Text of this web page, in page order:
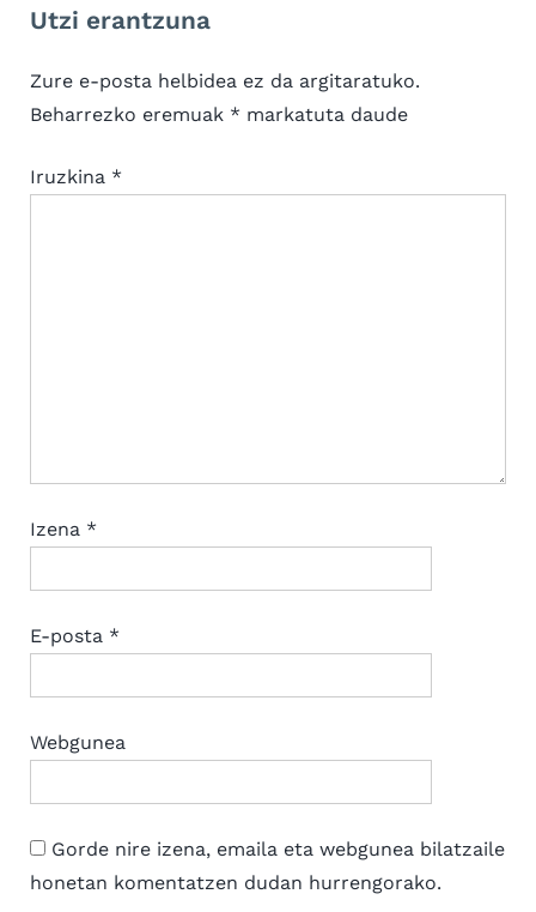
s
o
s
:
o
t
:
Utzi erantzuna
Zure e-posta helbidea ez da argitaratuko.
Beharrezko eremuak * markatuta daude
Iruzkina *
Izena *
E-posta *
Webgunea
Gorde nire izena, emaila eta webgunea bilatzaile
honetan komentatzen dudan hurrengorako.